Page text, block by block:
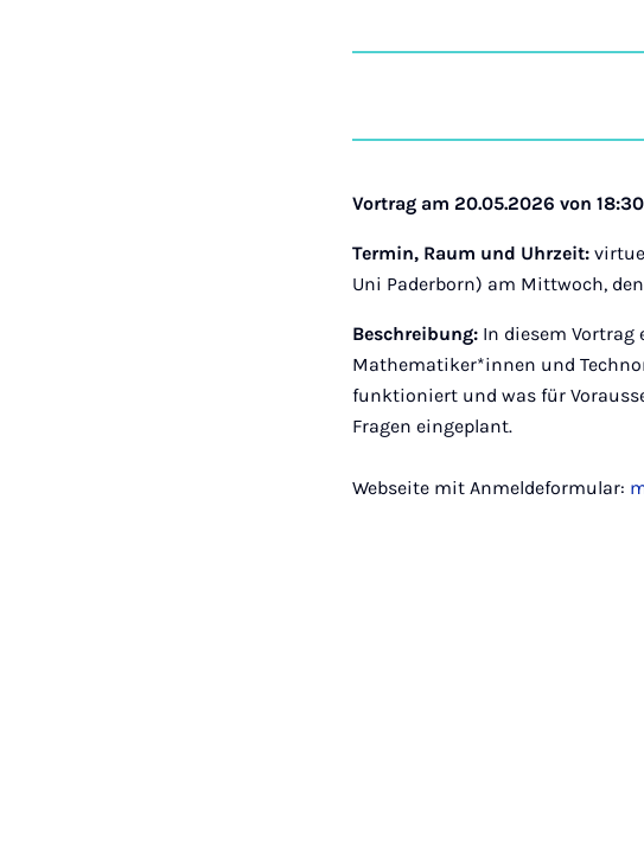
Vortrag am 20.05.2026 von
Termin, Raum und Uhrzeit:
Uni Paderborn) am Mittwoch,
Beschreibung: In diesem
Mathematiker*innen und
funktioniert und was für
Fragen eingeplant.
Webseite mit Anmeldeformular: